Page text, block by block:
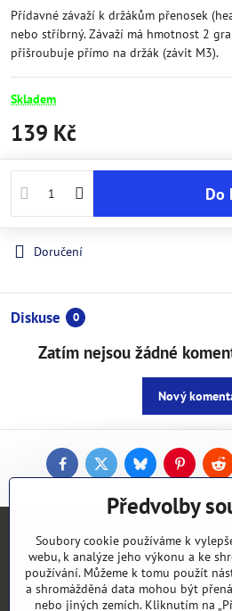
Přídavné závaží k držákům přenosek
nebo stříbrný. Závaží má hmotnost 2
přišroubuje přímo na držák (závit M3).
Skladem
139 Kč
Doručení
Diskuse 0
Zatím nejsou žádné
Nový
FacebookTwitterBlueskyPinterest
Kontakty
Objednávky
Předvolby
Soubory cookie používáme k
webu, k analýze jeho výkonu a ke
používání. Můžeme k tomu použít
a shromážděná data mohou být
nebo jiných zemích. Kliknutím na